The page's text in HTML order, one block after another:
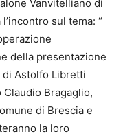
Vanvitelliano di
sul tema: “
della presentazione
di Astolfo Libretti
Bragaglio,
di Brescia e
la loro